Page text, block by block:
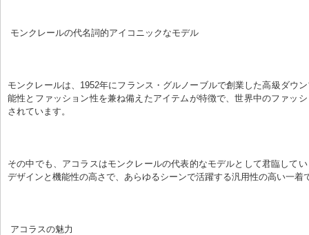
モンクレールの代名詞的アイコニックなモデル
モンクレールは、1952年にフランス・グルノーブルで創業した高級ダウ
能性とファッション性を兼ね備えたアイテムが特徴で、世界中のファッ
されています。
その中でも、アコラスはモンクレールの代表的なモデルとして君臨して
デザインと機能性の高さで、あらゆるシーンで活躍する汎用性の高い一着
アコラスの魅力